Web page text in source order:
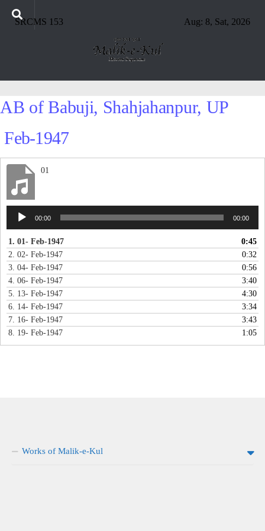
SRCMS 153 Aug: 8, Sat, 2026
AB of Babuji, Shahjahanpur, UP
Feb-1947
01
Audio
Player
00:00 00:00
1. 01- Feb-1947
0:45
2. 02- Feb-1947
0:32
3. 04- Feb-1947
0:56
4. 06- Feb-1947
3:40
5. 13- Feb-1947
4:30
6. 14- Feb-1947
3:34
7. 16- Feb-1947
3:43
8. 19- Feb-1947
1:05
Works of Malik-e-Kul